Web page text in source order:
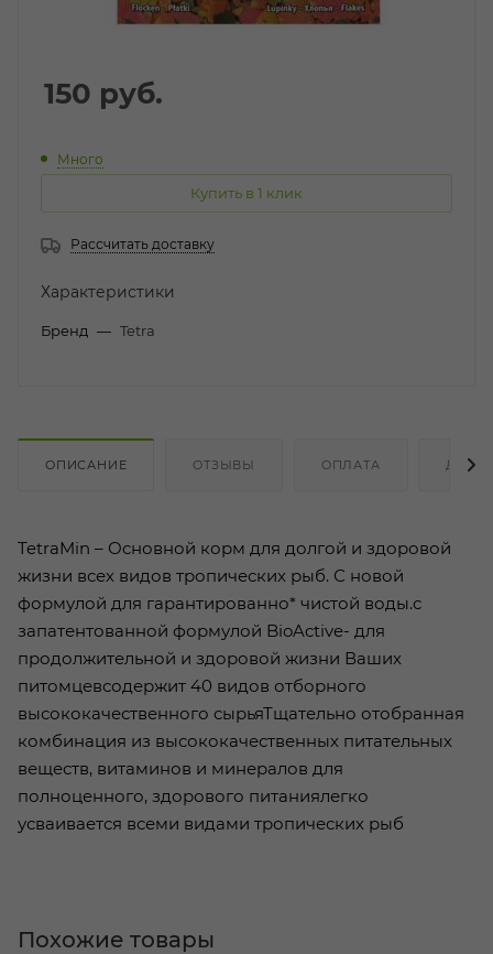
150 руб.
Много
Купить в 1 клик
Рассчитать доставку
Характеристики
Бренд — Tetra
ОПИСАНИЕ ОТЗЫВЫ ОПЛАТА
TetraMin – Основной корм для долгой и здоровой
жизни всех видов тропических рыб. С новой
формулой для гарантированно* чистой воды.с
запатентованной формулой BioActive- для
продолжительной и здоровой жизни Ваших
питомцевсодержит 40 видов отборного
высококачественного сырьяТщательно отобранная
комбинация из высококачественных питательных
веществ, витаминов и минералов для
полноценного, здорового питаниялегко
усваивается всеми видами тропических рыб
Похожие товары